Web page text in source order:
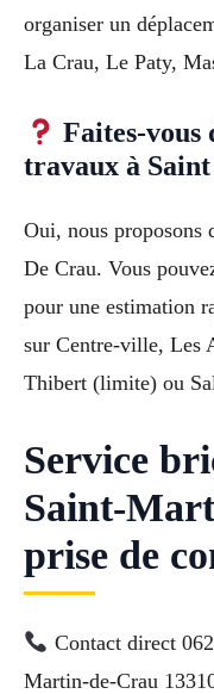
organiser un
La Crau, Le Paty,
Faites-vous
travaux à
Oui, nous proposons
De Crau. Vous
pour une estimation
sur Centre-ville, Les
Thibert (limite) ou
Service
Saint-
prise de
Contact direct
Martin-de-Crau